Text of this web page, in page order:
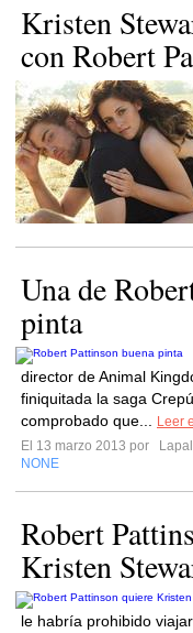
Kristen
con Robert
Una de
pinta
director de Animal
finiquitada la saga
comprobado que...
Leer
El 13 marzo 2013 por
NONE
Robert
Kristen
le habría prohibido